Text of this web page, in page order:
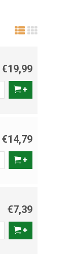
€19,99
€14,79
€7,39